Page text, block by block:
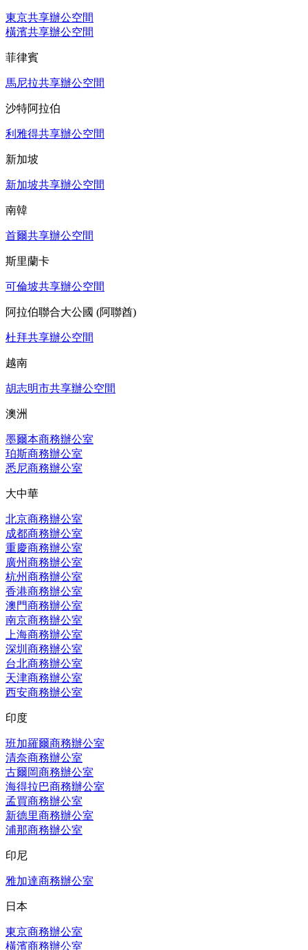
東京共享辦公空間
橫濱共享辦公空間
菲律賓
馬尼拉共享辦公空間
沙特阿拉伯
利雅得共享辦公空間
新加坡
新加坡共享辦公空間
南韓
首爾共享辦公空間
斯里蘭卡
可倫坡共享辦公空間
阿拉伯聯合大公國 (阿聯酋)
杜拜共享辦公空間
越南
胡志明市共享辦公空間
澳洲
墨爾本商務辦公室
珀斯商務辦公室
悉尼商務辦公室
大中華
北京商務辦公室
成都商務辦公室
重慶商務辦公室
廣州商務辦公室
杭州商務辦公室
香港商務辦公室
澳門商務辦公室
南京商務辦公室
上海商務辦公室
深圳商務辦公室
台北商務辦公室
天津商務辦公室
西安商務辦公室
印度
班加羅爾商務辦公室
清奈商務辦公室
古爾岡商務辦公室
海得拉巴商務辦公室
孟買商務辦公室
新德里商務辦公室
浦那商務辦公室
印尼
雅加達商務辦公室
日本
東京商務辦公室
橫濱商務辦公室